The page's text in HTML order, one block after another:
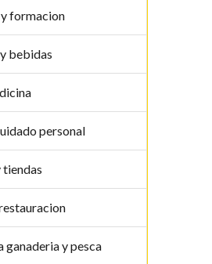
formacion
bebidas
personal
tiendas
ganaderia y pesca